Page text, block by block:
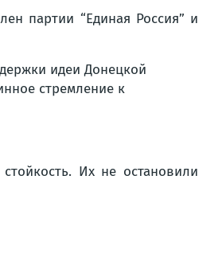
партии “Единая Россия” и
идеи Донецкой
стремление к
Их не остановили